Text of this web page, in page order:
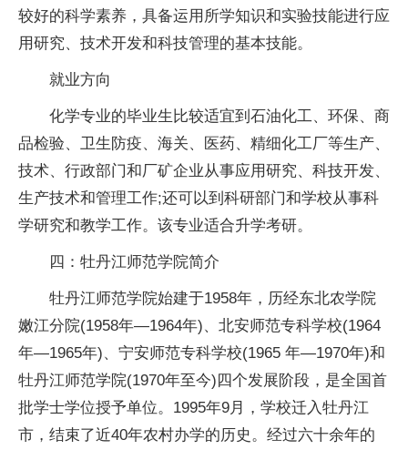
较好的科学素养，具备运用所学知识和实验技能进行应
用研究、技术开发和科技管理的基本技能。
就业方向
化学专业的毕业生比较适宜到石油化工、环保、商
品检验、卫生防疫、海关、医药、精细化工厂等生产、
技术、行政部门和厂矿企业从事应用研究、科技开发、
生产技术和管理工作;还可以到科研部门和学校从事科
学研究和教学工作。该专业适合升学考研。
四：牡丹江师范学院简介
牡丹江师范学院始建于1958年，历经东北农学院
嫩江分院(1958年—1964年)、北安师范专科学校(1964
年—1965年)、宁安师范专科学校(1965 年—1970年)和
牡丹江师范学院(1970年至今)四个发展阶段，是全国首
批学士学位授予单位。1995年9月，学校迁入牡丹江
市，结束了近40年农村办学的历史。经过六十余年的